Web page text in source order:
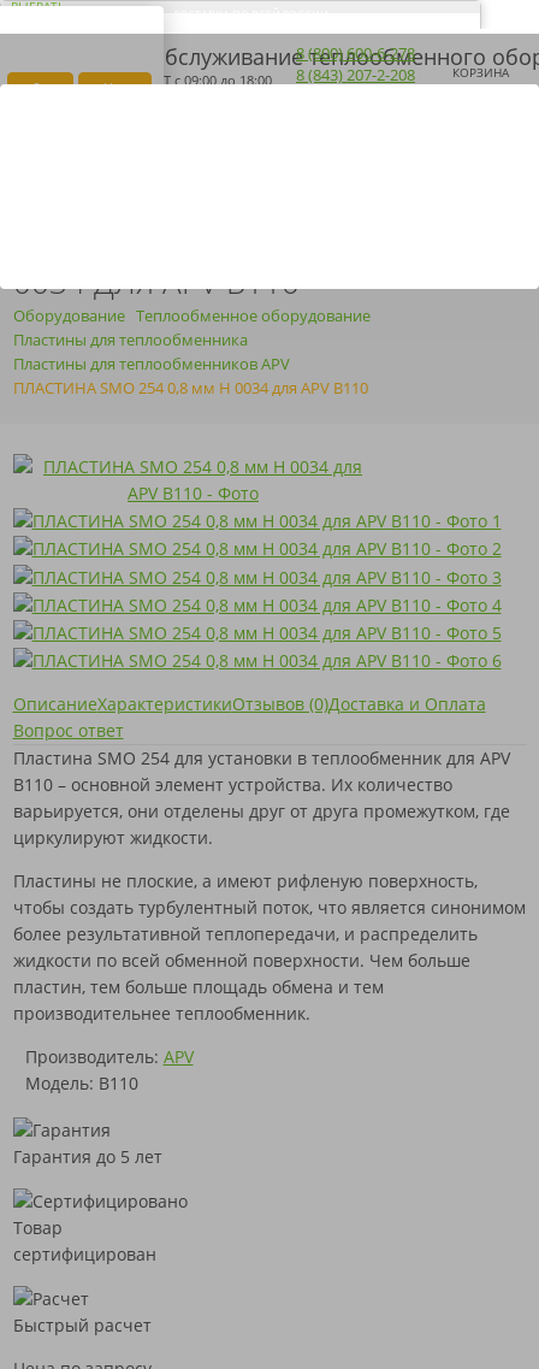
ВЫБРАТЬ
ВАШ ГОРОД ЭЛЬ-
Да НетПН-ПТс 09:00 до 18:00
8 (800) 600-6-278
8 (843) 207-2-208
КОРЗИНА
0034 ДЛЯ APV B110
Оборудование Теплообменное оборудование
Пластины для теплообменника
Пластины для теплообменников APV
ПЛАСТИНА SMO 254 0,8 мм H 0034 для APV B110
ОписаниеХарактеристикиОтзывов (0)Доставка и Оплата
Вопрос ответ
Пластина SMO 254 для установки в теплообменник для APV
B110 – основной элемент устройства. Их количество
варьируется, они отделены друг от друга промежутком, где
циркулируют жидкости.
Пластины не плоские, а имеют рифленую поверхность,
чтобы создать турбулентный поток, что является синонимом
более результативной теплопередачи, и распределить
жидкости по всей обменной поверхности. Чем больше
пластин, тем больше площадь обмена и тем
производительнее теплообменник.
Производитель: APV
Модель: B110
Гарантия до 5 лет
Товар
сертифицирован
Быстрый расчет